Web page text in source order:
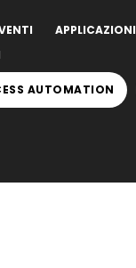
APPLICAZIONI
AUTOMATION